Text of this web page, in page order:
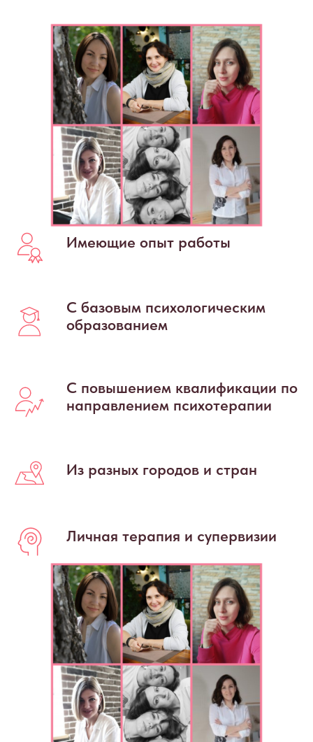
Имеющие опыт работы
С базовым психологическим
образованием
С повышением квалификации по
направлением психотерапии
Из разных городов и стран
Личная терапия и супервизии